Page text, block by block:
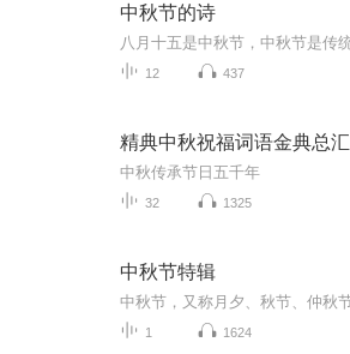
中秋节的诗
12 437
精典中秋祝福词语金典总汇
中秋传承节日五千年
32 1325
中秋节特辑
1 1624